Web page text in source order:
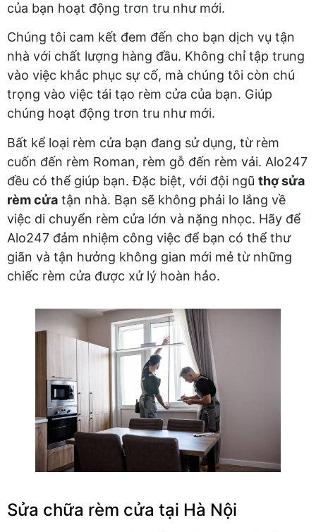
của bạn hoạt động trơn tru như mới.
Chúng tôi cam kết đem đến cho bạn dịch vụ tận
nhà với chất lượng hàng đầu. Không chỉ tập trung
vào việc khắc phục sự cố, mà chúng tôi còn chú
trọng vào việc tái tạo rèm cửa của bạn. Giúp
chúng hoạt động trơn tru như mới.
Bất kể loại rèm cửa bạn đang sử dụng, từ rèm
cuốn đến rèm Roman, rèm gỗ đến rèm vải. Alo247
đều có thể giúp bạn. Đặc biệt, với đội ngũ thợ sửa
rèm cửa tận nhà. Bạn sẽ không phải lo lắng về
việc di chuyển rèm cửa lớn và nặng nhọc. Hãy để
Alo247 đảm nhiệm công việc để bạn có thể thư
giãn và tận hưởng không gian mới mẻ từ những
chiếc rèm cửa được xử lý hoàn hảo.
Sửa chữa rèm cửa tại Hà Nội